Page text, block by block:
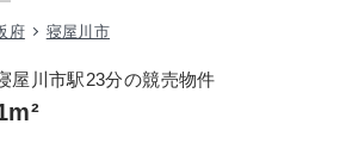
府 寝屋川市
屋川市駅23分の競売物件